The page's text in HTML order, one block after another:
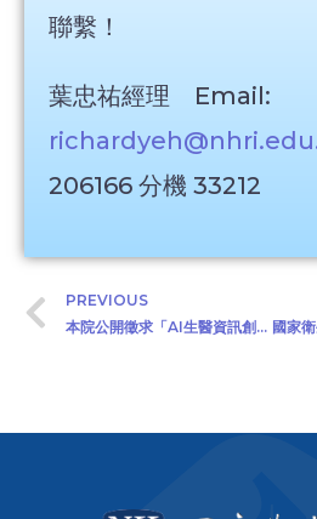
聯繫！
葉忠祐經理 Email:
206166 分機 33212
PREVIOUS
本院公開徵求「AI生醫資訊創新研究暨應用平台」產學合作廠商（2022/3/7）